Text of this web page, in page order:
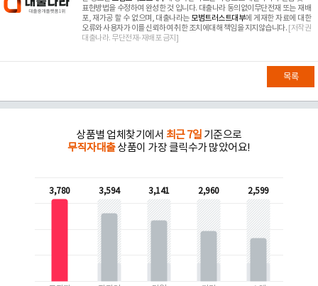
표현방법을 수정하여 완성한 것 입니다. 대출나라 동의없이무단전재 또는 재배
포, 재가공 할 수 없으며, 대출나라는 모범트러스트대부에 게재한 자료에 대한
오류와 사용자가 이를 신뢰하여 취한 조치에대해 책임을 지지않습니다. [저작권
대출나라. 무단전재-재배포 금지]
목록
상품별 업체찾기에서 최근 7일 기준으로
무직자대출상품이 가장 클릭수가 많았어요!
3,780 3,594 3,141 2,960 2,599